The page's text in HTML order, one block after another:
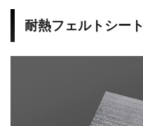
耐熱フェルトシート